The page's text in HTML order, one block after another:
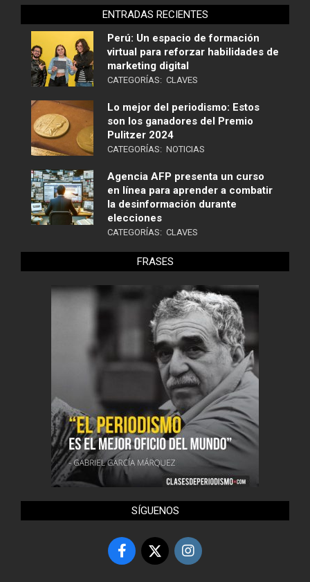
ENTRADAS RECIENTES
Perú: Un espacio de formación
virtual para reforzar habilidades de
marketing digital
CATEGORÍAS: CLAVES
Lo mejor del periodismo: Estos
son los ganadores del Premio
Pulitzer 2024
CATEGORÍAS: NOTICIAS
Agencia AFP presenta un curso
en línea para aprender a combatir
la desinformación durante
elecciones
CATEGORÍAS: CLAVES
FRASES
SÍGUENOS